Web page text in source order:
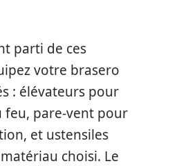
parti de ces
votre brasero
: élévateurs pour
feu, pare-vent pour
et ustensiles
choisi. Le